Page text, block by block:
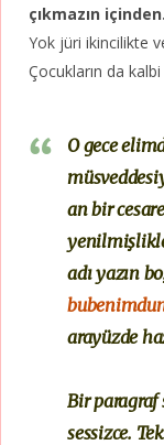
çıkmazın içinden.
Yok jüri ikincilikte
Çocukların da
O gece
an bir
adı yazın
arayüzde
Bir paragraf
sessizce.